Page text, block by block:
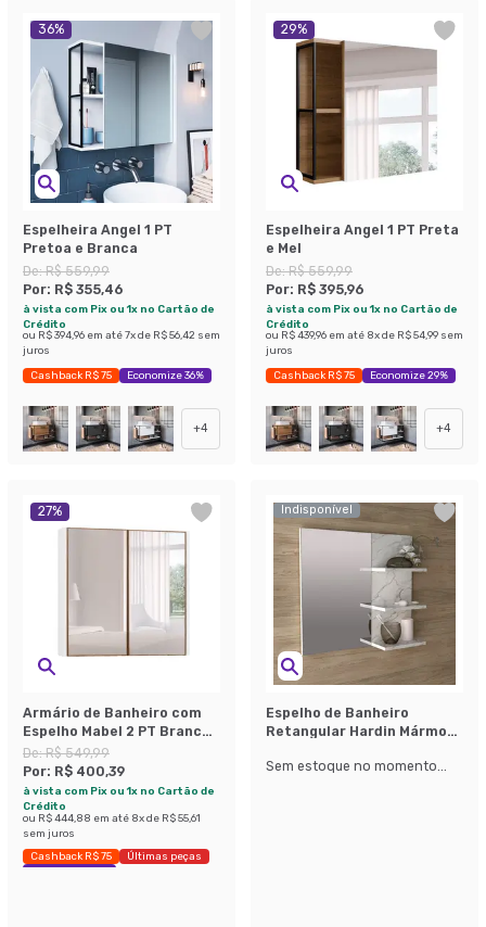
36%
Espelheira Angel 1 PT
Pretoa e Branca
De:R$ 559,99
Por: R$ 355,46
à vista com Pix ou 1x no Cartão de
Crédito
ou R$ 394,96 em até7x de R$ 56,42 sem
juros
Cashback R$ 75 Economize 36%
+4
29%
Espelheira Angel 1 PT Preta
e Mel
De:R$ 559,99
Por: R$ 395,96
à vista com Pix ou 1x no Cartão de
Crédito
ou R$ 439,96 em até 8x de R$ 54,99 sem
juros
Cashback R$ 75 Economize 29%
+4
27%
Armário de Banheiro com
Espelho Mabel 2 PT Branco
e Madeirado
De:R$ 549,99
Por: R$ 400,39
à vista com Pix ou 1x no Cartão de
Crédito
ou R$ 444,88 em até 8x de R$ 55,61
sem juros
Cashback R$ 75
Últimas peças
Economize 27%
Indisponível
Espelho de Banheiro
Retangular Hardin Mármore
Sem estoque no momento...